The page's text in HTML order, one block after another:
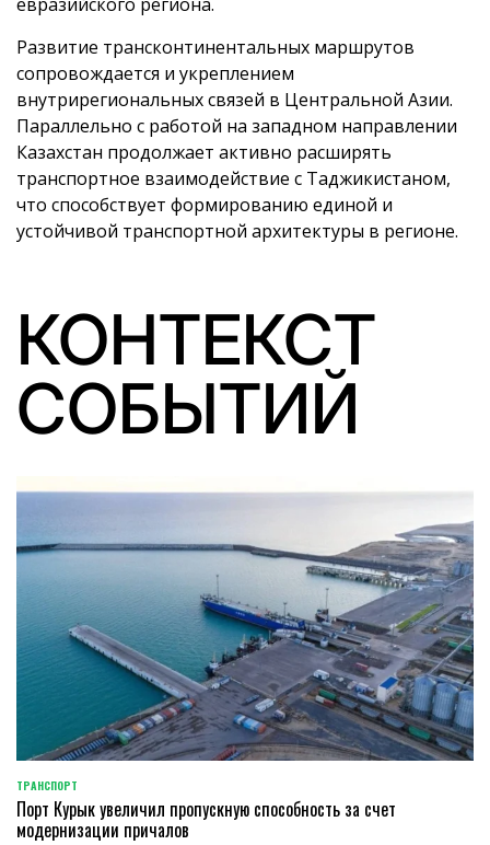
Развитие трансконтинентальных маршрутов
сопровождается и укреплением
внутрирегиональных связей в Центральной Азии.
Параллельно с работой на западном направлении
Казахстан продолжает активно расширять
транспортное взаимодействие с Таджикистаном,
что способствует формированию единой и
устойчивой транспортной архитектуры в регионе.
КОНТЕКСТ
СОБЫТИЙ
POSTED
IN
ТРАНСПОРТ
Порт Курык увеличил пропускную способность за счет
модернизации причалов